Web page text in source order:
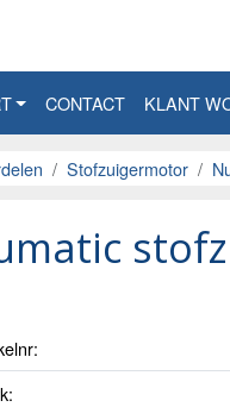
CONTACT KLANT
Stofzuigermotor